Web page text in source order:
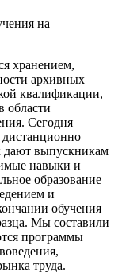
хранением,
архивных
квалификации,
области
Сегодня
дистанционно —
дают выпускникам
навыки и
образование
и
обучения
Мы составили
программы
труда.